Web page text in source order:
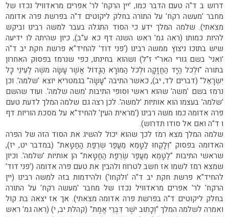
דרוש ב ד"ה טעם הדבר כמו, 'יין הרקח' לר' אפרים מראדוויל נכדו של
מחבר 'מעשה רקח' על התורה בחלק ליקוטים ד"ה בפרשת פרה אדומה
מצאתי). שלמה המלך ידע כי הסוד התגלה בעבר למשה רבינו וביקש
להיות כמותו (ראה גמ' ראש השנה דף כא ע"ב), כיון שהיתה לו ידיעה
שיש בתוכו ניצוץ ממשה רבינו ('פני דוד' להחיד"א פרשת חקת יב ד"ה
'ואני' בשם גורי האר"י ז"ל) ושהוא בחינתו, כפי שנרמז בפסוק האחרון
בתורה "וּלְכֹל הַיָּד הַחֲזָקָה וּלְכֹל הַמּוֹרָא הַגָּדוֹל אֲשֶׁר עָשָׂה מֹשֶׁה לְעֵינֵי כָּל
יִשְׂרָאֵל" (דברים לד, יב), כאשר התיבה "עָשָׂה" בגמטריא יוצא 'שלמה'. וכן
נרמז בשם 'משה' שהוא ראשי וסופי התיבות 'משה שלמה'. ועוד שהשם
'שלמה' בעצמו הוא אותיות 'למשה'. לכן רצה גם שלמה המלך לדעת טעם
פרה אדומה כמו משה רבינו ('מראית העין' להחיד"א על מסכת הוריות דף
ו ד"ה ואם אל סודו תדרוש).
שלמה המלך מצא רמז לכך שהוא יכול להשיג את הסוד הזה של הפרה
האדומה בפסוק "וְלָקְחוּ לַטָּמֵא מֵעֲפַר שְׂרֵפַת הַחַטָּאת" (במדבר יט, יז),
שראשי התיבות "לַטָּמֵא מֵעֲפַר שְׂרֵפַת הַחַטָּאת" הן אותיות 'שלמה'. וכיון
שמצא רמז לשמו אז חשב לטרוח ולהבין את טעם פרה אדומה ('פני דוד'
להחיד"א פרשת חקת יב ד"ה 'ולקחו') ולהידמות בזה למשה רבינו (יין
הרקח' לר' אפרים מראדוויל נכדו של מחבר 'מעשה רקח' על התורה
בחלק ליקוטים ד"ה בפרשת פרה אדומה מצאתי). אך אז יצאה בת קול
ואמרה לשלמה המלך "וְכָתוּב יֹשֶׁר דִּבְרֵי אֱמֶת" (קהלת יב, י) (ראה גמ' ראש